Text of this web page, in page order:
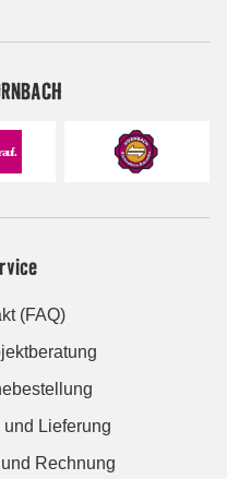
(FAQ)
und Lieferung
Rechnung